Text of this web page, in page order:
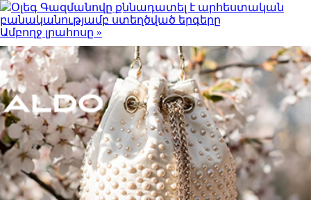
Օլեգ Գազմանովը քննադատել է արհեստական
բանականությամբ ստեղծված երգերը
Ամբողջ լրահոսը »